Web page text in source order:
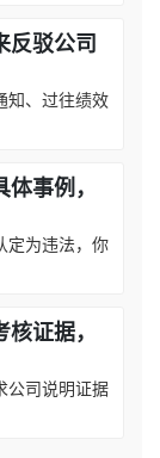
反驳公司
知、过往绩效
事例，
定为违法，你
证据，
公司说明证据